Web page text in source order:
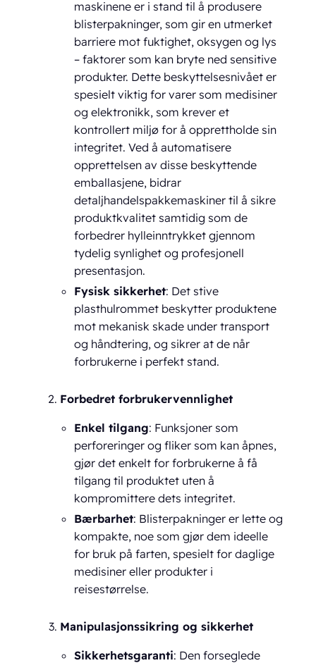
maskinene er i stand til å produsere
blisterpakninger, som gir en utmerket
barriere mot fuktighet, oksygen og lys
– faktorer som kan bryte ned sensitive
produkter. Dette beskyttelsesnivået er
spesielt viktig for varer som medisiner
og elektronikk, som krever et
kontrollert miljø for å opprettholde sin
integritet. Ved å automatisere
opprettelsen av disse beskyttende
emballasjene, bidrar
detaljhandelspakkemaskiner til å sikre
produktkvalitet samtidig som de
forbedrer hylleinntrykket gjennom
tydelig synlighet og profesjonell
presentasjon.
Fysisk sikkerhet: Det stive
plasthulrommet beskytter produktene
mot mekanisk skade under transport
og håndtering, og sikrer at de når
forbrukerne i perfekt stand.
Forbedret forbrukervennlighet
Enkel tilgang: Funksjoner som
perforeringer og fliker som kan åpnes,
gjør det enkelt for forbrukerne å få
tilgang til produktet uten å
kompromittere dets integritet.
Bærbarhet: Blisterpakninger er lette og
kompakte, noe som gjør dem ideelle
for bruk på farten, spesielt for daglige
medisiner eller produkter i
reisestørrelse.
Manipulasjonssikring og sikkerhet
Sikkerhetsgaranti: Den forseglede